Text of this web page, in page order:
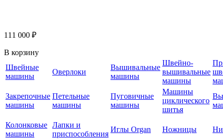
111 000 ₽
В корзину
Швейные
машины
Оверлоки
Вышивальные
машины
Швейно-
вышивальные
машины
Закрепочные
машины
Петельные
машины
Пуговичные
машины
Машины
циклического
шитья
Колонковые
машины
Лапки и
приспособления
Иглы Organ Ножницы